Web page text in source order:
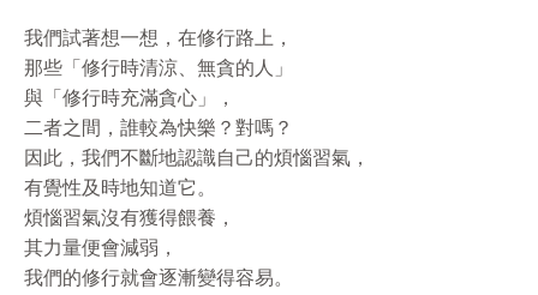
我們試著想一想，在修行路上，
那些「修行時清涼、無貪的人」
與「修行時充滿貪心」，
二者之間，誰較為快樂？對嗎？
因此，我們不斷地認識自己的煩惱習氣，
有覺性及時地知道它。
煩惱習氣沒有獲得餵養，
其力量便會減弱，
我們的修行就會逐漸變得容易。